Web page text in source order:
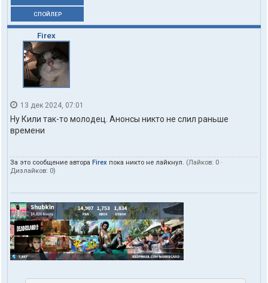
СПОЙЛЕР
Firex
13 дек 2024, 07:01
Ну Кили так-то молодец. Анонсы никто не слил раньше
времени
За это сообщение автора Firex пока никто не лайкнул. (Лайков: 0 ·
Дизлайков: 0)